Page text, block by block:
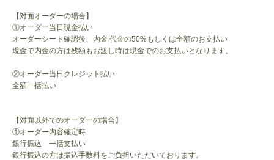
【対面オーダーの場合】
①オーダー当日現金払い
オーダーシート確認後、内金 代金の50%もしくは全額のお支払い
現金で内金の方は残額もお渡し時は現金でのお支払いとなります。
②オーダー当日クレジット払い
全額一括払い
【対面以外でのオーダーの場合】
①オーダー内容確定時
銀行振込 一括支払い
銀行振込の方は振込手数料をご負担いただいております。